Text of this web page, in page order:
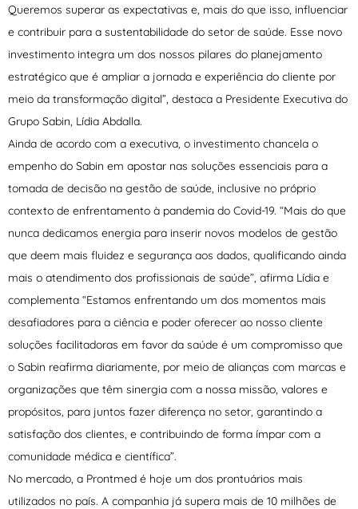
Queremos superar as expectativas e, mais do que isso, influenciar
e contribuir para a sustentabilidade do setor de saúde. Esse novo
investimento integra um dos nossos pilares do planejamento
estratégico que é ampliar a jornada e experiência do cliente por
meio da transformação digital”, destaca a Presidente Executiva do
Grupo Sabin, Lídia Abdalla.
Ainda de acordo com a executiva, o investimento chancela o
empenho do Sabin em apostar nas soluções essenciais para a
tomada de decisão na gestão de saúde, inclusive no próprio
contexto de enfrentamento à pandemia do Covid-19. “Mais do que
nunca dedicamos energia para inserir novos modelos de gestão
que deem mais fluidez e segurança aos dados, qualificando ainda
mais o atendimento dos profissionais de saúde”, afirma Lídia e
complementa “Estamos enfrentando um dos momentos mais
desafiadores para a ciência e poder oferecer ao nosso cliente
soluções facilitadoras em favor da saúde é um compromisso que
o Sabin reafirma diariamente, por meio de alianças com marcas e
organizações que têm sinergia com a nossa missão, valores e
propósitos, para juntos fazer diferença no setor, garantindo a
satisfação dos clientes, e contribuindo de forma ímpar com a
comunidade médica e científica”.
No mercado, a Prontmed é hoje um dos prontuários mais
utilizados no país. A companhia já supera mais de 10 milhões de